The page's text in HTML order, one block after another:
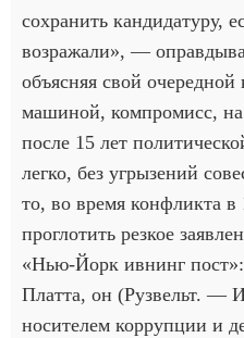
сохранить кандидатуру,
возражали», —
объясняя свой
машиной, компромисс,
после 15 лет
легко, без угрызений
то, во время конфликта
проглотить резкое
«Нью-Йорк ивнинг
Платта, он (Рузвельт. —
носителем коррупции и